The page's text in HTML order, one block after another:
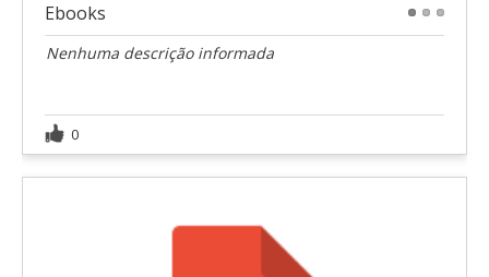
Ebooks
Nenhuma descrição informada
0